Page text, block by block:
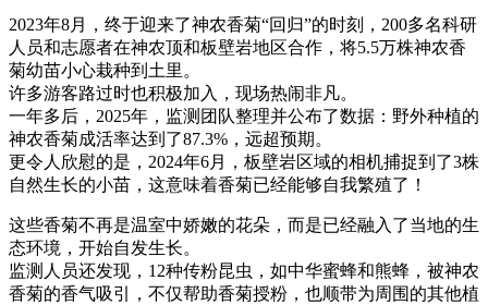
2023年8月，终于迎来了神农香菊“回归”的时刻，200多名科研
人员和志愿者在神农顶和板壁岩地区合作，将5.5万株神农香
菊幼苗小心栽种到土里。
许多游客路过时也积极加入，现场热闹非凡。
一年多后，2025年，监测团队整理并公布了数据：野外种植的
神农香菊成活率达到了87.3%，远超预期。
更令人欣慰的是，2024年6月，板壁岩区域的相机捕捉到了3株
自然生长的小苗，这意味着香菊已经能够自我繁殖了！
这些香菊不再是温室中娇嫩的花朵，而是已经融入了当地的生
态环境，开始自发生长。
监测人员还发现，12种传粉昆虫，如中华蜜蜂和熊蜂，被神农
香菊的香气吸引，不仅帮助香菊授粉，也顺带为周围的其他植